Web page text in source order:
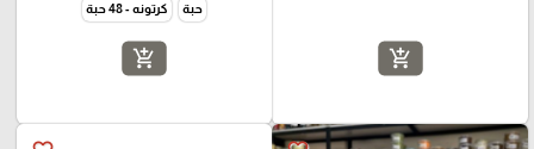
add_shopping_cart
حبة كرتونه - 48 حبة
add_shopping_cart